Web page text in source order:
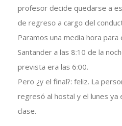
profesor decide quedarse a
de regreso a cargo del
Paramos una media hora
Santander a las 8:10 de la
prevista era las 6:00.
Pero ¿y el final?: feliz. La
regresó al hostal y el lunes
clase.